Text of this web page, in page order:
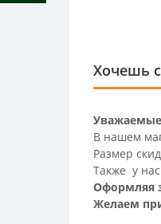
Хочешь
В нашем
Размер
Также у
Оформляя
Желаем